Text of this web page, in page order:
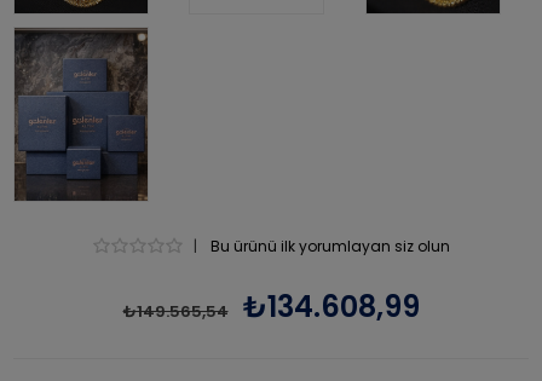
| Bu ürünü ilk yorumlayan siz olun
₺149.565,54 ₺134.608,99